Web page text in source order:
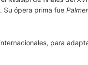
Su ópera prima fue
para